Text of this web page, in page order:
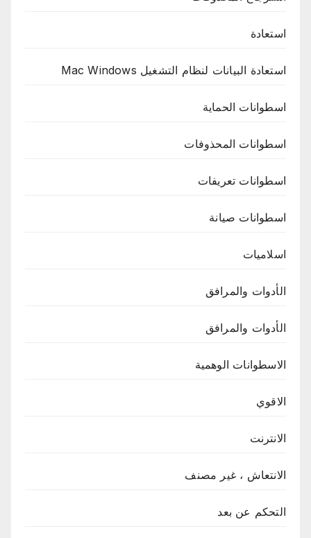
استعادة
استعادة البيانات لنظام التشغيل Mac Windows
اسطوانات الحماية
اسطوانات المحذوفات
اسطوانات تعريفات
اسطوانات صيانة
اسلاميات
الأدوات والمرافق
الأدوات والمرافق
الاسطوانات الوهمية
الاقوي
الانترنت
الانتعاش ، غير مصنف
التحكم عن بعد